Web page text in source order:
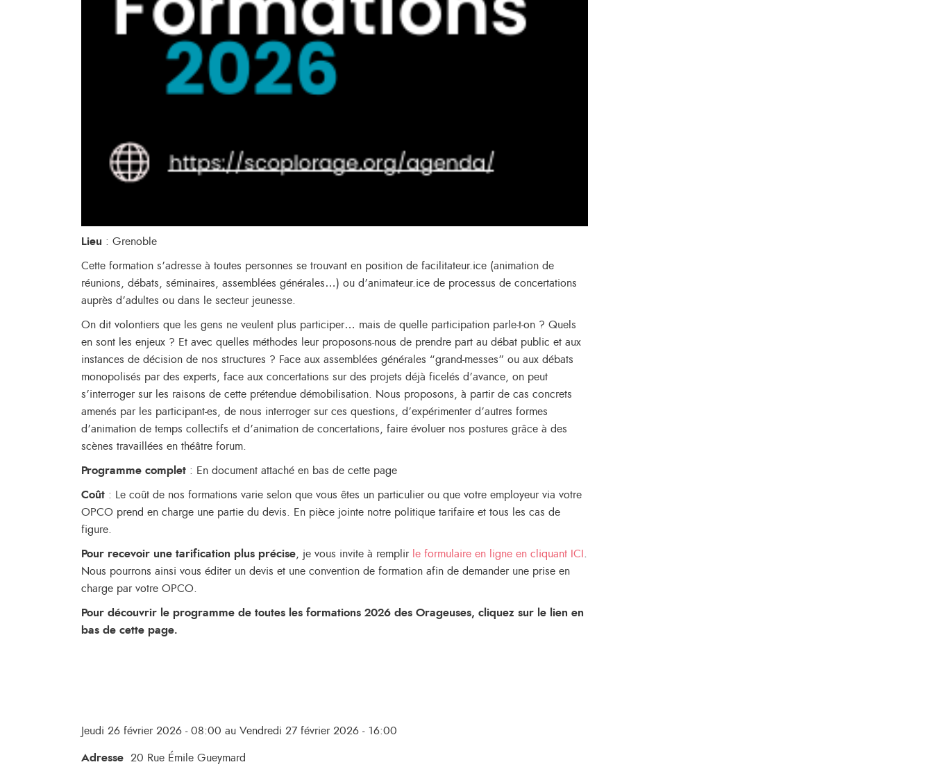
Lieu : Grenoble
Cette formation s’adresse à toutes personnes se trouvant en position de facilitateur.ice (animation de
réunions, débats, séminaires, assemblées générales…) ou d’animateur.ice de processus de concertations
auprès d’adultes ou dans le secteur jeunesse.
On dit volontiers que les gens ne veulent plus participer… mais de quelle participation parle-t-on ? Quels
en sont les enjeux ? Et avec quelles méthodes leur proposons-nous de prendre part au débat public et aux
instances de décision de nos structures ? Face aux assemblées générales “grand-messes” ou aux débats
monopolisés par des experts, face aux concertations sur des projets déjà ficelés d’avance, on peut
s’interroger sur les raisons de cette prétendue démobilisation. Nous proposons, à partir de cas concrets
amenés par les participant-es, de nous interroger sur ces questions, d’expérimenter d’autres formes
d’animation de temps collectifs et d’animation de concertations, faire évoluer nos postures grâce à des
scènes travaillées en théâtre forum.
Programme complet : En document attaché en bas de cette page
Coût : Le coût de nos formations varie selon que vous êtes un particulier ou que votre employeur via votre
OPCO prend en charge une partie du devis. En pièce jointe notre politique tarifaire et tous les cas de
figure.
Pour recevoir une tarification plus précise , je vous invite à remplir le formulaire en ligne en cliquant ICI
Nous pourrons ainsi vous éditer un devis et une convention de formation afin de demander une prise en
charge par votre OPCO.
Pour découvrir le programme de toutes les formations 2026 des Orageuses, cliquez sur le lien en
bas de cette page.
Jeudi 26 février 2026 - 08:00 au Vendredi 27 février 2026 - 16:00
Adresse
20 Rue Émile Gueymard